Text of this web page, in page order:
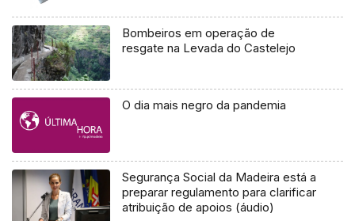
Bombeiros em operação de
resgate na Levada do Castelejo
O dia mais negro da pandemia
Segurança Social da Madeira está a
preparar regulamento para clarificar
atribuição de apoios (áudio)